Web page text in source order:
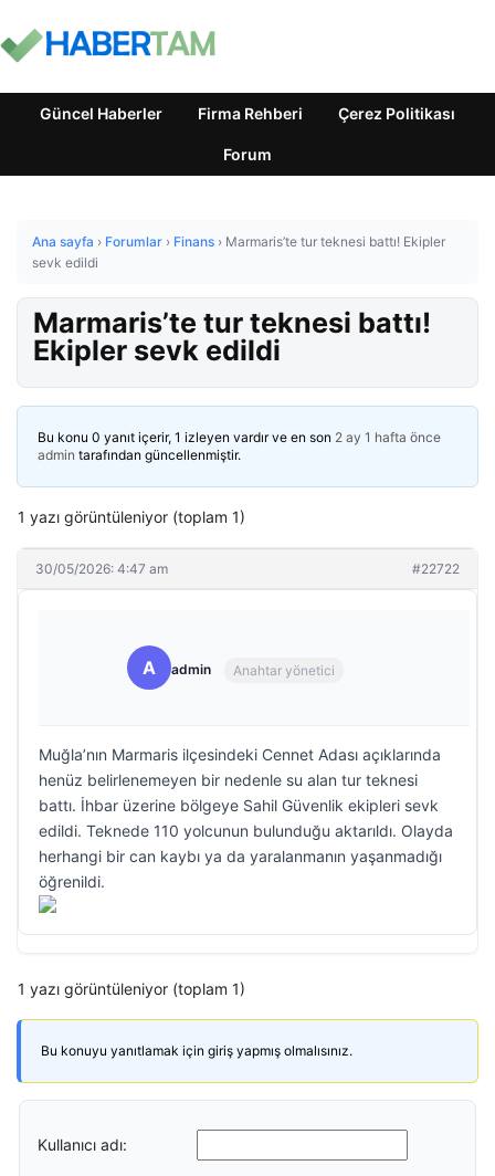
Güncel Haberler Firma Rehberi Çerez Politikası
Forum
Ana sayfa › Forumlar › Finans › Marmaris’te tur teknesi battı! Ekipler
sevk edildi
Marmaris’te tur teknesi battı!
Ekipler sevk edildi
Bu konu 0 yanıt içerir, 1 izleyen vardır ve en son 2 ay 1 hafta önce
admin tarafından güncellenmiştir.
1 yazı görüntüleniyor (toplam 1)
30/05/2026: 4:47 am #22722
A admin Anahtar yönetici
Muğla’nın Marmaris ilçesindeki Cennet Adası açıklarında
henüz belirlenemeyen bir nedenle su alan tur teknesi
battı. İhbar üzerine bölgeye Sahil Güvenlik ekipleri sevk
edildi. Teknede 110 yolcunun bulunduğu aktarıldı. Olayda
herhangi bir can kaybı ya da yaralanmanın yaşanmadığı
öğrenildi.
1 yazı görüntüleniyor (toplam 1)
Bu konuyu yanıtlamak için giriş yapmış olmalısınız.
Kullanıcı adı: